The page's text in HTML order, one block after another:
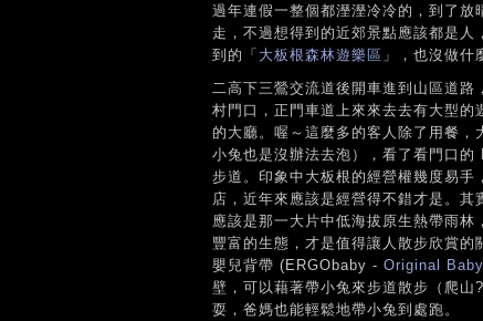
過年連假一整個都溼溼冷冷的，到了
走，不過想得到的近郊景點應該都是
到的「 大板根森林遊樂區 」，也沒做
二高下三鶯交流道後開車進到山區道
村門口，正門車道上來來去去有大型
的大廳。喔～這麼多的客人除了用餐
小兔也是沒辦法去泡），看了看門口
步道。印象中大板根的經營權幾度易
店，近年來應該是經營得不錯才是。
應該是那一大片中低海拔原生熱帶雨
豐富的生態，才是值得讓人散步欣賞的
嬰兒背帶 (ERGObaby - Original
壁，可以藉著帶小兔來步道散步（爬
耍，爸媽也能輕鬆地帶小兔到處跑。